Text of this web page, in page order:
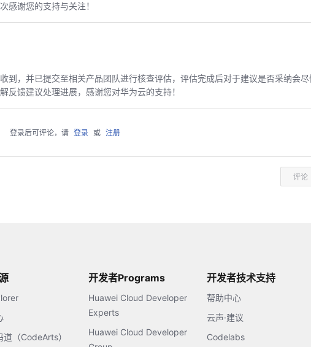
感谢您的支持与关注！
到，并已提交至相关产品团队进行核查评估，评估完成后对于建议是否采纳会尽
反馈建议处理进展，感谢您对华为云的支持！
登录后可评论，请 登录 或 注册
评论
道（CodeArts）
开发者Programs
Huawei Cloud Developer
Experts
Huawei Cloud Developer
开发者技术支持
帮助中心
云声·建议
Codelabs